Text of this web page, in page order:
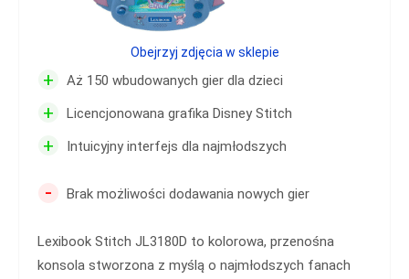
+ Aż 150 wbudowanych gier dla dzieci
+ Licencjonowana grafika Disney Stitch
+ Intuicyjny interfejs dla najmłodszych
- Brak możliwości dodawania nowych gier
Lexibook Stitch JL3180D to kolorowa, przenośna
konsola stworzona z myślą o najmłodszych fanach
Obejrzyj zdjęcia w sklepie